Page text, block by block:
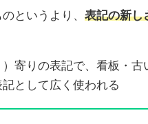
というより、 表記の新し
）寄りの表記で、看板・
として広く使われる